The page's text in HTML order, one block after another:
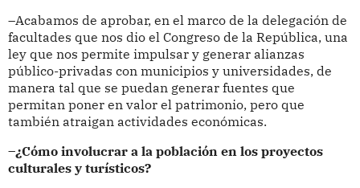
–Acabamos de aprobar, en el marco de la delegación de
facultades que nos dio el Congreso de la República, una
ley que nos permite impulsar y generar alianzas
público-privadas con municipios y universidades, de
manera tal que se puedan generar fuentes que
permitan poner en valor el patrimonio, pero que
también atraigan actividades económicas.
–¿Cómo involucrar a la población en los proyectos
culturales y turísticos?